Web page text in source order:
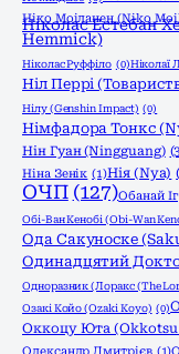
Ніко Моіланен (Niko
Ніколас Естебан
Hemmick)
Ніколас Руффіло (0)Ніколаї
Ніл Перрі
Нілу (Genshin Impact) (0)
Німфадора Тонкс
Нін Гуан (Ningguang)
Ніна Зенік (1)Нія (Nya)
ОЧП (127)Обанай
Обі-Ван Кенобі (Obi-Wan
Ода Сакуноске
Одинадцятий
Одноразник (Лоракс (The
Озакі Койо (Ozaki Koyo) (0)
Оккоцу Юта (Okkotsu
Олександр Дмитрієв (1)